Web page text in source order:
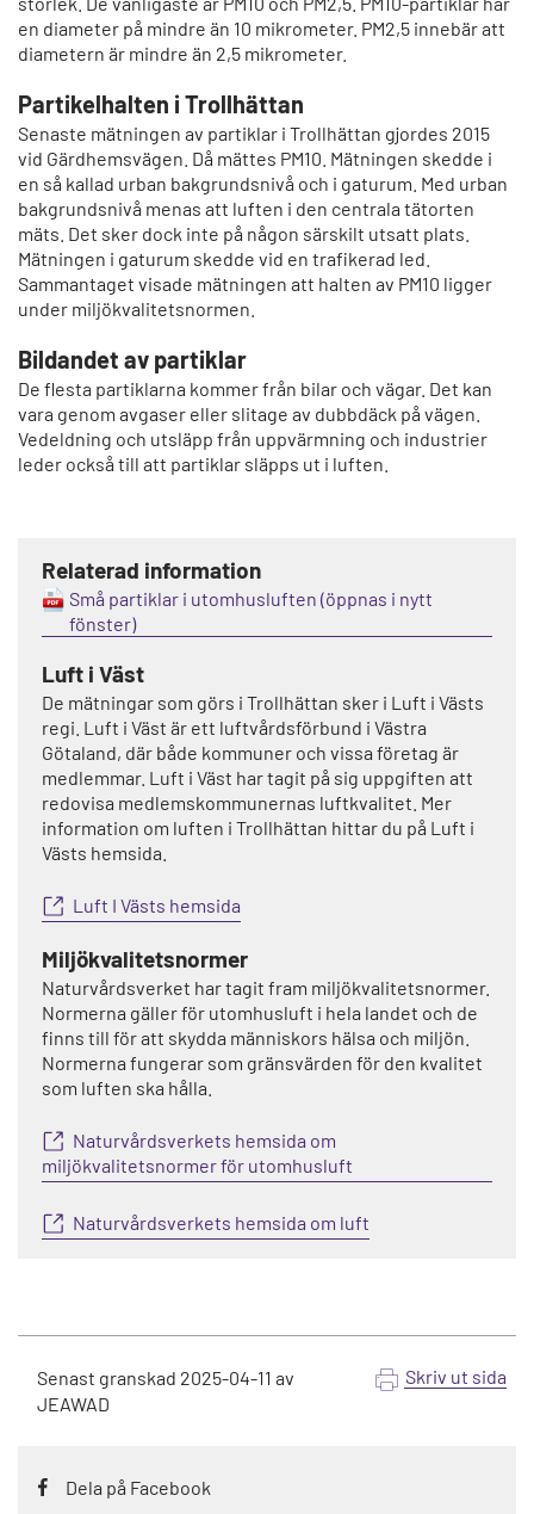
en diameter på mindre än 10 mikrometer. PM2,5 innebär att
diametern är mindre än 2,5 mikrometer.
Partikelhalten i Trollhättan
Senaste mätningen av partiklar i Trollhättan gjordes 2015
vid Gärdhemsvägen. Då mättes PM10. Mätningen skedde i
en så kallad urban bakgrundsnivå och i gaturum. Med urban
bakgrundsnivå menas att luften i den centrala tätorten
mäts. Det sker dock inte på någon särskilt utsatt plats.
Mätningen i gaturum skedde vid en trafikerad led.
Sammantaget visade mätningen att halten av PM10 ligger
under miljökvalitetsnormen.
Bildandet av partiklar
De flesta partiklarna kommer från bilar och vägar. Det kan
vara genom avgaser eller slitage av dubbdäck på vägen.
Vedeldning och utsläpp från uppvärmning och industrier
leder också till att partiklar släpps ut i luften.
Relaterad information
Små partiklar i utomhusluften
Luft i Väst
De mätningar som görs i Trollhättan sker i Luft i Västs
regi. Luft i Väst är ett luftvårdsförbund i Västra
Götaland, där både kommuner och vissa företag är
medlemmar. Luft i Väst har tagit på sig uppgiften att
redovisa medlemskommunernas luftkvalitet. Mer
information om luften i Trollhättan hittar du på Luft i
Västs hemsida.
Luft I Västs hemsida
Miljökvalitetsnormer
Naturvårdsverket har tagit fram miljökvalitetsnormer.
Normerna gäller för utomhusluft i hela landet och de
finns till för att skydda människors hälsa och miljön.
Normerna fungerar som gränsvärden för den kvalitet
som luften ska hålla.
Naturvårdsverkets hemsida om
miljökvalitetsnormer för utomhusluft
Naturvårdsverkets hemsida om luft
Senast granskad 2025-04-11 av
JEAWAD
Skriv ut sida
Dela på Facebook